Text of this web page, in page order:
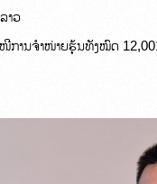
າວ
ໜີການຈຳໜ່າຍຮຸ້ນທັງໝົດ